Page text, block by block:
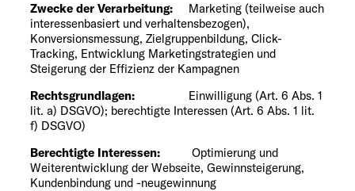
Zwecke der Verarbeitung: Marketing (teilweise auch
interessenbasiert und verhaltensbezogen),
Konversionsmessung, Zielgruppenbildung, Click-
Tracking, Entwicklung Marketingstrategien und
Steigerung der Effizienz der Kampagnen
Rechtsgrundlagen: Einwilligung (Art. 6 Abs. 1
lit. a) DSGVO); berechtigte Interessen (Art. 6 Abs. 1 lit.
f) DSGVO)
Berechtigte Interessen: Optimierung und
Weiterentwicklung der Webseite, Gewinnsteigerung,
Kundenbindung und -neugewinnung